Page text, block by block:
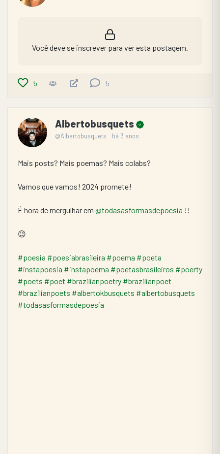
Você deve se inscrever para ver esta postagem.
5 5
Albertobusquets
@Albertobusquets há 3 anos
Mais posts? Mais poemas? Mais colabs?
Vamos que vamos! 2024 promete!
É hora de mergulhar em @todasasformasdepoesia !!
😉
#poesia #poesiabrasileira #poema #poeta
#instapoesia #instapoema #poetasbrasileiros #poerty
#poets #poet #brazilianpoetry #brazilianpoet
#brazilianpoets #albertokbusquets #albertobusquets
#todasasformasdepoesia